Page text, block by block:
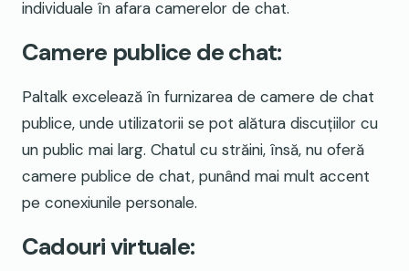
individuale în afara camerelor de chat.
Camere publice de chat:
Paltalk excelează în furnizarea de camere de chat
publice, unde utilizatorii se pot alătura discuțiilor cu
un public mai larg. Chatul cu străini, însă, nu oferă
camere publice de chat, punând mai mult accent
pe conexiunile personale.
Cadouri virtuale: